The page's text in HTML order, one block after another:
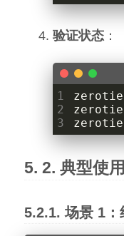
验证状态 ：
1
2
3
典型使
场景 1：